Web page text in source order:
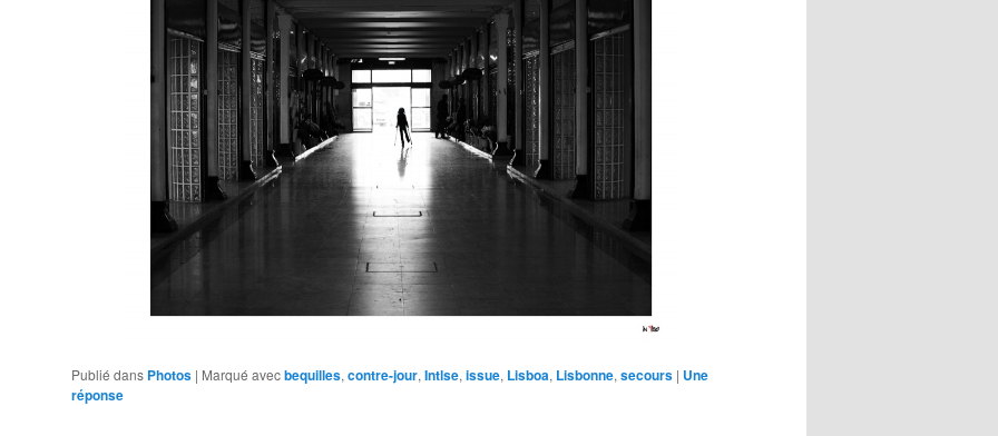
Publié dans Photos | Marqué avecbequilles, contre-jour, Intlse, issue, Lisboa, Lisbonne, secours | Une
réponse